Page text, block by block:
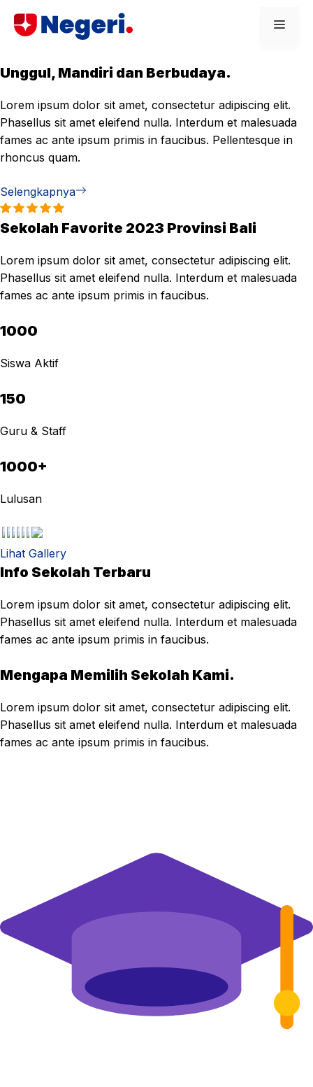
Unggul, Mandiri dan Berbudaya.
Lorem ipsum dolor sit amet, consectetur adipiscing elit.
Phasellus sit amet eleifend nulla. Interdum et malesuada
fames ac ante ipsum primis in faucibus. Pellentesque in
rhoncus quam.
Selengkapnya
Sekolah Favorite 2023 Provinsi Bali
Lorem ipsum dolor sit amet, consectetur adipiscing elit.
Phasellus sit amet eleifend nulla. Interdum et malesuada
fames ac ante ipsum primis in faucibus.
1000
Siswa Aktif
150
Guru & Staff
1000+
Lulusan
Lihat Gallery
Info Sekolah Terbaru
Lorem ipsum dolor sit amet, consectetur adipiscing elit.
Phasellus sit amet eleifend nulla. Interdum et malesuada
fames ac ante ipsum primis in faucibus.
Mengapa Memilih Sekolah Kami.
Lorem ipsum dolor sit amet, consectetur adipiscing elit.
Phasellus sit amet eleifend nulla. Interdum et malesuada
fames ac ante ipsum primis in faucibus.